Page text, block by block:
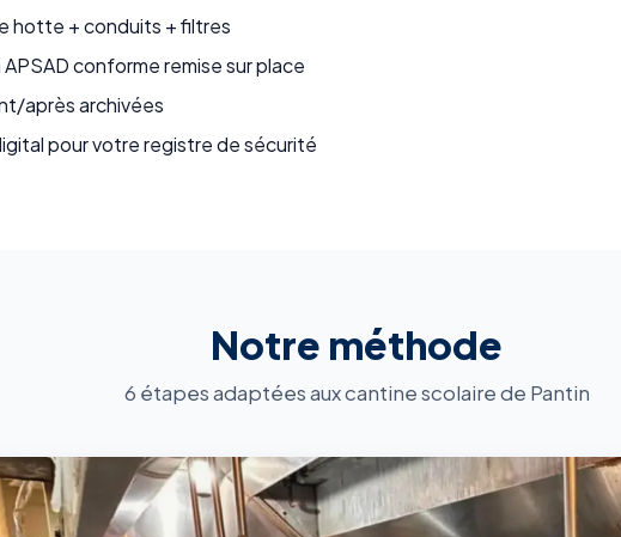
hotte + conduits + filtres
conforme remise sur place
après archivées
pour votre registre de sécurité
Notre méthode
6 étapes adaptées aux cantine scolaire de Pantin